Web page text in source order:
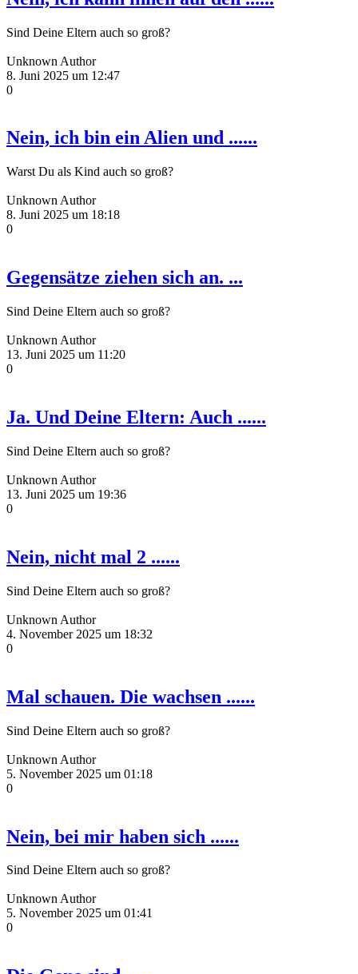
Sind Deine Eltern auch so groß?
Unknown Author
8. Juni 2025 um 12:47
0
Nein, ich bin ein Alien und ......
Warst Du als Kind auch so groß?
Unknown Author
8. Juni 2025 um 18:18
0
Gegensätze ziehen sich an. ...
Sind Deine Eltern auch so groß?
Unknown Author
13. Juni 2025 um 11:20
0
Ja. Und Deine Eltern: Auch ......
Sind Deine Eltern auch so groß?
Unknown Author
13. Juni 2025 um 19:36
0
Nein, nicht mal 2 ......
Sind Deine Eltern auch so groß?
Unknown Author
4. November 2025 um 18:32
0
Mal schauen. Die wachsen ......
Sind Deine Eltern auch so groß?
Unknown Author
5. November 2025 um 01:18
0
Nein, bei mir haben sich ......
Sind Deine Eltern auch so groß?
Unknown Author
5. November 2025 um 01:41
0